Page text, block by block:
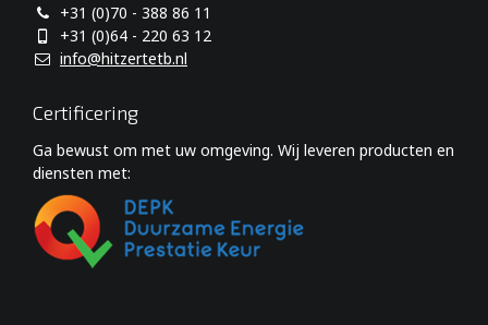
+31 (0)70 - 388 86 11
+31 (0)64 - 220 63 12
info@hitzertetb.nl
Certificering
Ga bewust om met uw omgeving. Wij leveren producten en
diensten met: